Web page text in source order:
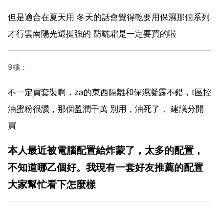
但是適合在夏天用 冬天的話會覺得乾要用保濕那個系列
才行雲南陽光還挺強的 防曬霜是一定要買的啦
9樓：
不一定買套裝啊，za的東西隔離和保濕凝露不錯，t區控
油蜜粉很讚，那個盈潤千萬 別用，油死了， 建議分開
買
本人最近被電腦配置給炸蒙了，太多的配置，
不知道哪乙個好。我現有一套好友推薦的配置
大家幫忙看下怎麼樣